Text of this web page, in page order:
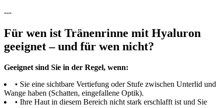
---
Für wen ist Tränenrinne mit Hyaluron
geeignet – und für wen nicht?
Geeignet sind Sie in der Regel, wenn:
• Sie eine sichtbare Vertiefung oder Stufe zwischen Unterlid und
Wange haben (Schatten, eingefallene Optik).
• Ihre Haut in diesem Bereich nicht stark erschlafft ist und Sie